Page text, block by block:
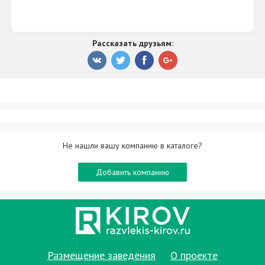
Рассказать друзьям:
Не нашли вашу компанию в каталоге?
Добавить компанию
Размещение заведения О проекте